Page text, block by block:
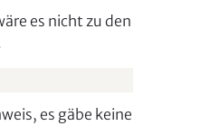
es nicht zu den
es gäbe keine